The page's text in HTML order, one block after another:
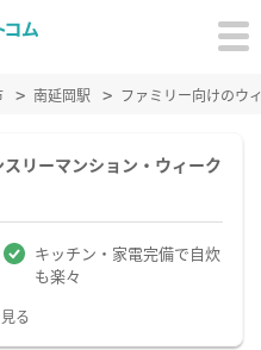
南延岡駅 ファミリー向けのウ
リーマンション・ウィーク
キッチン・家電完備で自炊
も楽々
る